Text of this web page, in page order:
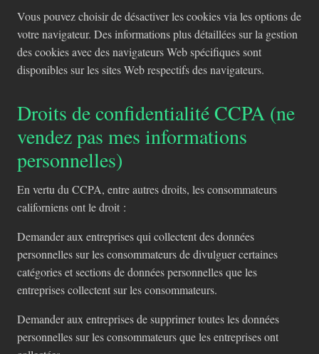
Vous pouvez choisir de désactiver les cookies via les options de
votre navigateur. Des informations plus détaillées sur la gestion
des cookies avec des navigateurs Web spécifiques sont
disponibles sur les sites Web respectifs des navigateurs.
Droits de confidentialité CCPA (ne
vendez pas mes informations
personnelles)
En vertu du CCPA, entre autres droits, les consommateurs
californiens ont le droit :
Demander aux entreprises qui collectent des données
personnelles sur les consommateurs de divulguer certaines
catégories et sections de données personnelles que les
entreprises collectent sur les consommateurs.
Demander aux entreprises de supprimer toutes les données
personnelles sur les consommateurs que les entreprises ont